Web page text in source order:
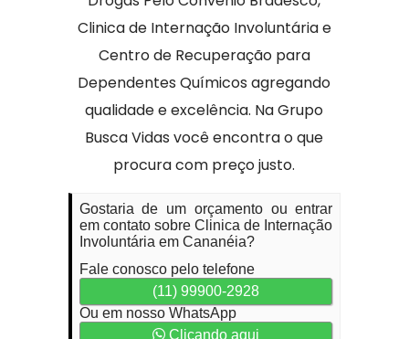
Clinica de Internação Involuntária e
Centro de Recuperação para
Dependentes Químicos agregando
qualidade e excelência. Na Grupo
Busca Vidas você encontra o que
procura com preço justo.
Gostaria de um orçamento ou entrar
em contato sobre Clinica de Internação
Involuntária em Cananéia?
Fale conosco pelo telefone
(11) 99900-2928
Ou em nosso WhatsApp
Clicando aqui